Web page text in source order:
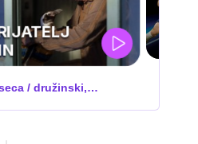
VOYO: sreda ob 20.30